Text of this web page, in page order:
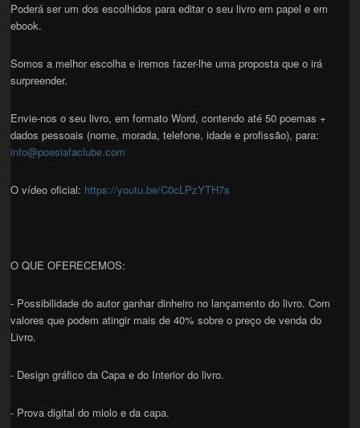
Poderá ser um dos escolhidos para editar o seu livro em papel e em
ebook.
Somos a melhor escolha e iremos fazer-lhe uma proposta que o irá
surpreender.
Envie-nos o seu livro, em formato Word, contendo até 50 poemas +
dados pessoais (nome, morada, telefone, idade e profissão), para:
info@poesiafaclube.com
O vídeo oficial: https://youtu.be/C0cLPzYTH7s
O QUE OFERECEMOS:
- Possibilidade do autor ganhar dinheiro no lançamento do livro. Com
valores que podem atingir mais de 40% sobre o preço de venda do
Livro.
- Design gráfico da Capa e do Interior do livro.
- Prova digital do miolo e da capa.